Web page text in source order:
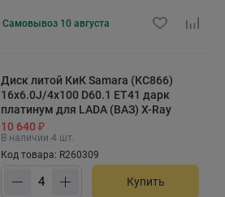
Самовывоз 10 августа
Диск литой КиК Samara (КС866)
16x6.0J/4x100 D60.1 ET41 дарк
платинум для LADA (ВАЗ) X-Ray
10 640 ₽
В наличии 4 шт.
Код товара: R260309
Купить